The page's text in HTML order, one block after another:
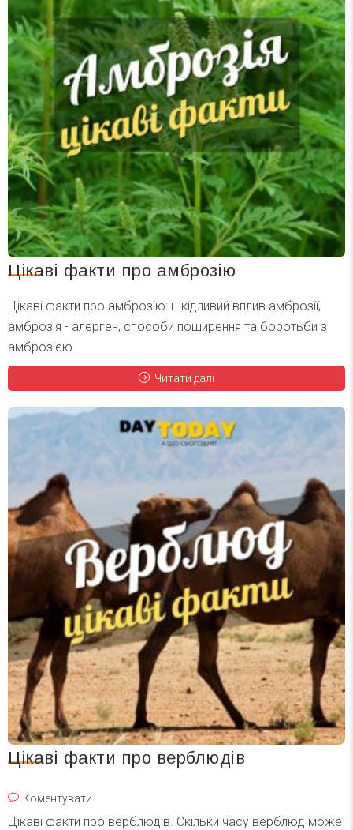
Цікаві факти про амброзію
Цікаві факти про амброзію: шкідливий вплив амброзії,
амброзія - алерген, способи поширення та боротьби з
амброзією.
Читати далі
Цікаві факти про верблюдів
Коментувати
Цікаві факти про верблюдів. Скільки часу верблюд може